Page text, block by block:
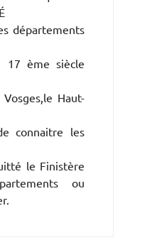
départements
17 ème siècle
Haut-
connaitre les
le Finistère
ou